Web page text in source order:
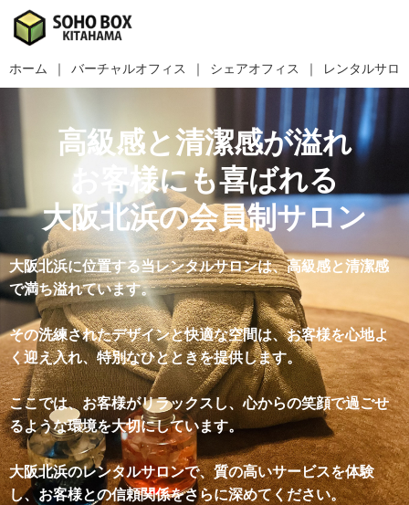
ホーム バーチャルオフィス シェアオフィス レンタルサロ
高級感と清潔感が溢れ
お客様にも喜ばれる
大阪北浜の会員制サロン
大阪北浜に位置する当レンタルサロンは、高級感と清潔感
で満ち溢れています。
その洗練されたデザインと快適な空間は、お客様を心地よ
く迎え入れ、特別なひとときを提供します。
ここでは、お客様がリラックスし、心からの笑顔で過ごせ
るような環境を大切にしています。
大阪北浜のレンタルサロンで、質の高いサービスを体験
し、お客様との信頼関係をさらに深めてください。